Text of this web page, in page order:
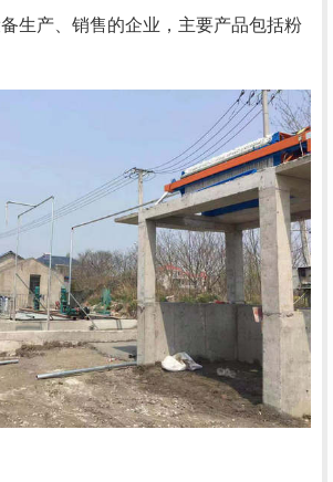
生产、销售的企业，主要产品包括粉